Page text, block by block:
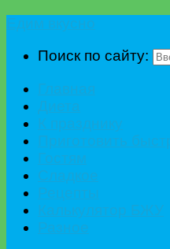
Поиск по сайту: